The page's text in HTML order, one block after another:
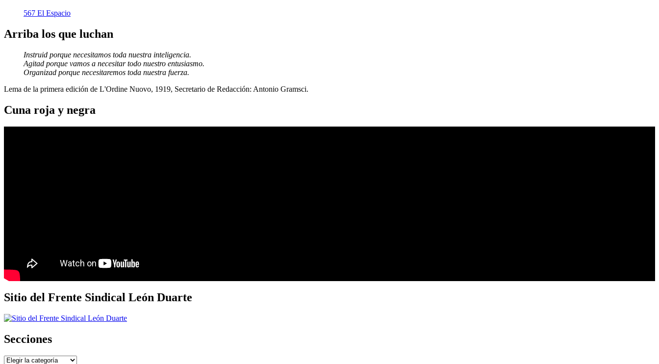
567 El Espacio
Arriba los que luchan
Instruid porque necesitamos toda nuestra inteligencia.
Agitad porque vamos a necesitar todo nuestro entusiasmo.
Organizad porque necesitaremos toda nuestra fuerza.
Lema de la primera edición de L'Ordine Nuovo, 1919, Secretario de Redacción: Antonio Gramsci.
Cuna roja y negra
Sitio del Frente Sindical León Duarte
Secciones
Secciones